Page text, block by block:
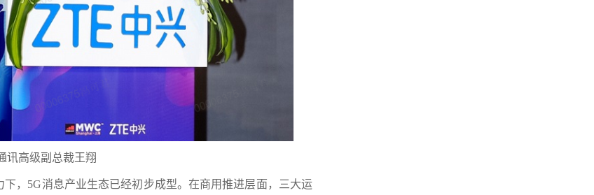
讯高级副总裁王翔
，5G消息产业生态已经初步成型。在商用推进层面，三大运